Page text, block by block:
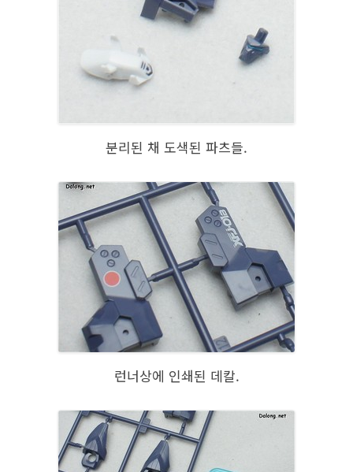
분리된 채 도색된 파츠들.
런너상에 인쇄된 데칼.